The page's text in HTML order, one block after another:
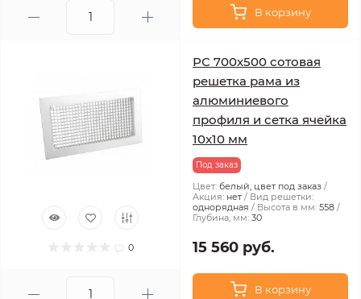
В корзину
0
РС 700х500 сотовая
решетка рама из
алюминиевого
профиля и сетка ячейка
10x10 мм
Под заказ
Цвет: белый, цвет под заказ
Акция: нет
Вид решетки:
однорядная
Высота в мм: 558
Глубина, мм: 30
15 560 руб.
В корзину